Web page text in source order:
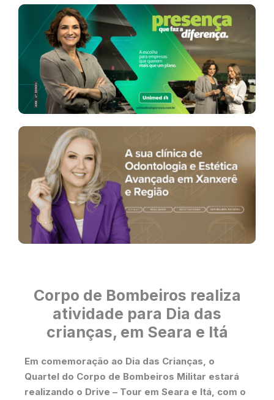
Corpo de Bombeiros realiza
atividade para Dia das
crianças, em Seara e Itá
Em comemoração ao Dia das Crianças, o
Quartel do Corpo de Bombeiros Militar estará
realizando o Drive – Tour em Seara e Itá, com o